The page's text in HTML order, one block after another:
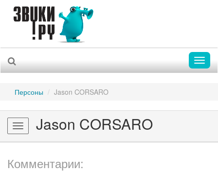
Персоны Jason CORSARO
Toggle
navigation
Jason CORSARO
Комментарии: